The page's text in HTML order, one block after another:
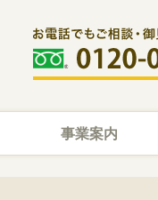
事業案内